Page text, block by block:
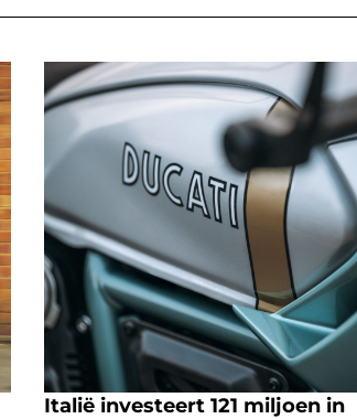
Italië investeert 121 miljoen in